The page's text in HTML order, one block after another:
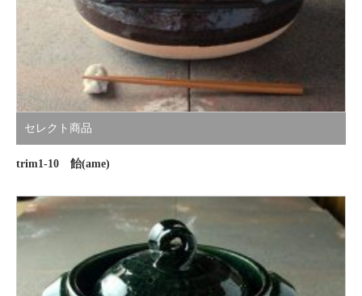
セレクト商品
trim1-10 飴(ame)